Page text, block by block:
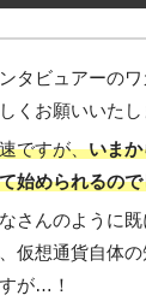
タビュアーの
くお願いいたし
ですが、いま
始められるの
さんのように
仮想通貨自体
が…！